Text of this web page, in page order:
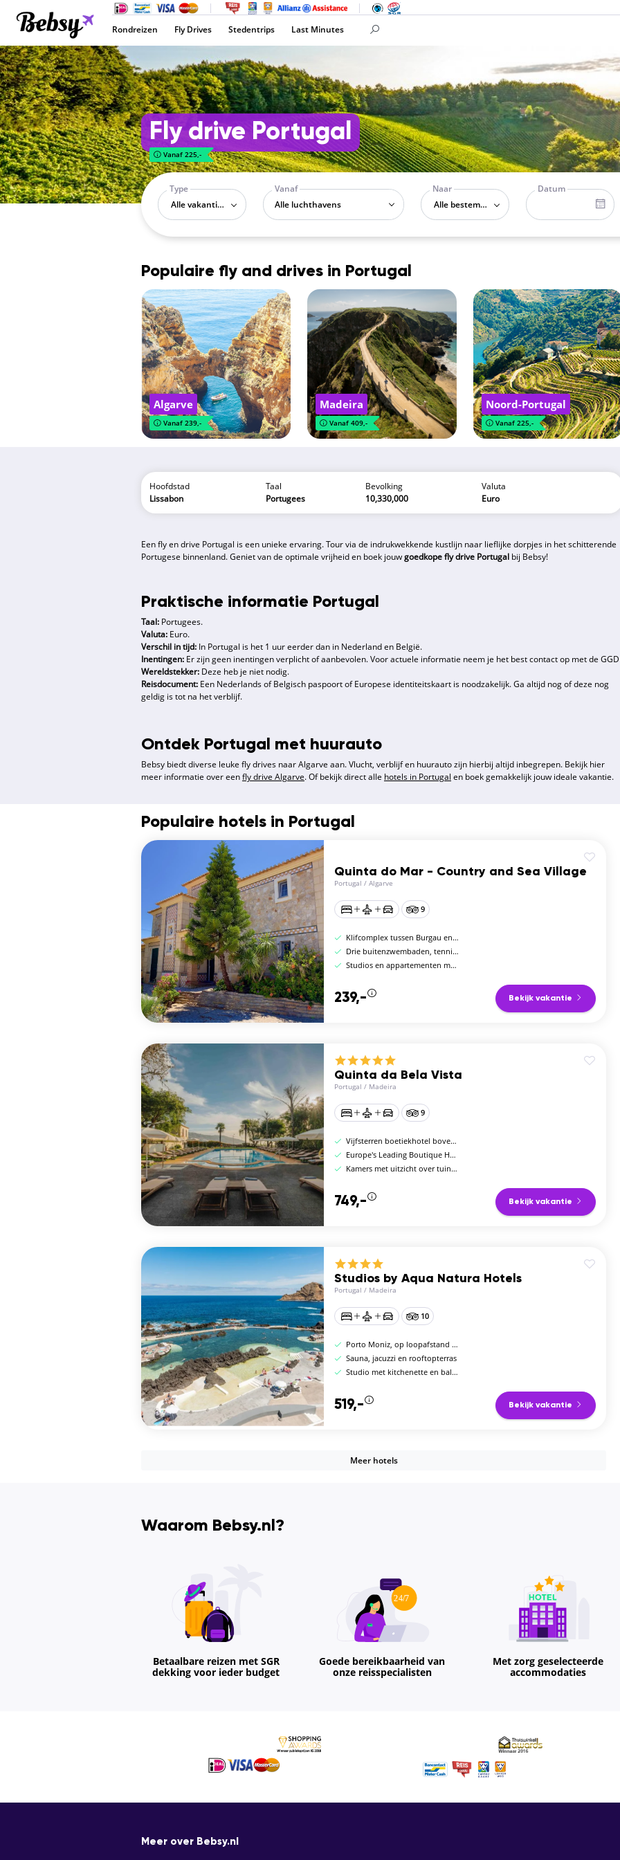
Rondreizen Fly Drives Stedentrips Last Minutes
Fly drive Portugal
Vanaf 225,-
Type
Alle vakantietypes
Vanaf
Naar
Alle bestemmingen
Datum
Populaire fly and drives in Portugal
Algarve
Vanaf 239,-
Madeira
Vanaf 409,-
Noord-Portugal
Vanaf 225,-
Hoofdstad
Lissabon
Taal
Portugees
Bevolking
10,330,000
Valuta
Euro
Een fly en drive Portugal is een unieke ervaring. Tour via de indrukwekkende kustlijn naar lieflijke dorpjes in het schitterende
Portugese binnenland. Geniet van de optimale vrijheid en boek jouwgoedkope fly drive Portugal bij Bebsy!
Praktische informatie Portugal
Taal: Portugees.
Valuta: Euro.
Verschil in tijd: In Portugal is het 1 uur eerder dan in Nederland en België.
Inentingen: Er zijn geen inentingen verplicht of aanbevolen. Voor actuele informatie neem je het best contact op met de
Wereldstekker: Deze heb je niet nodig.
Reisdocument: Een Nederlands of Belgisch paspoort of Europese identiteitskaart is noodzakelijk. Ga altijd nog of deze nog
geldig is tot na het verblijf.
Ontdek Portugal met huurauto
Bebsy biedt diverse leuke fly drives naar Algarve aan. Vlucht, verblijf en huurauto zijn hierbij altijd inbegrepen. Bekijk hier
meer informatie over eenfly drive Algarve. Of bekijk direct alle hotels in Portugal en boek gemakkelijk jouw ideale vakantie.
Populaire hotels in Portugal
Quinta do Mar - Country and Sea Village
Portugal / Algarve
9
Klifcomplex tussen Burgau en Praia da Luz
Drie buitenzwembaden, tennisbaan en fitnessruimte
Studios en appartementen met kitchenette en terras
239,- Bekijk vakantie
Quinta da Bela Vista
Portugal / Madeira
9
Vijfsterren boetiekhotel boven Funchal
Europe's Leading Boutique Hotel, spa en pianobar
Kamers met uitzicht over tuinen of de baai
749,- Bekijk vakantie
Studios by Aqua Natura Hotels
Portugal / Madeira
10
Porto Moniz, op loopafstand van de lavabassins
Sauna, jacuzzi en rooftopterras
Studio met kitchenette en balkon
519,- Bekijk vakantie
Meer hotels
Waarom Bebsy.nl?
Betaalbare reizen met SGR
dekking voor ieder budget
Goede bereikbaarheid van
onze reisspecialisten
Met zorg geselecteerde
accommodaties
Meer over Bebsy.nl